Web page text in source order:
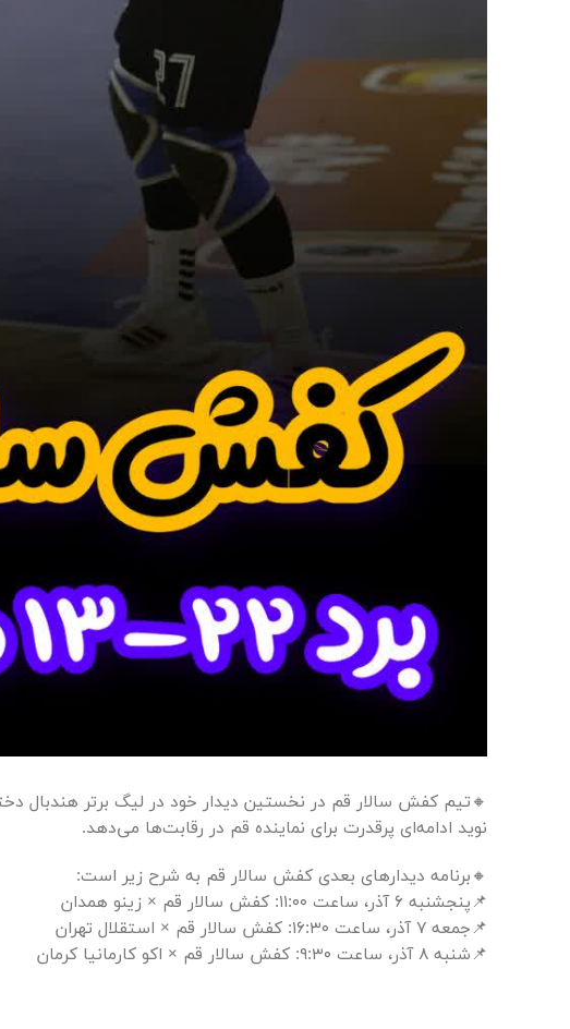
نوید ادامه‌ای پرقدرت برای نماینده قم در رقابت‌ها می‌دهد.
🔸برنامه دیدارهای بعدی کفش سالار قم به شرح زیر است:
📌پنجشنبه ۶ آذر، ساعت ۱۱:۰۰: کفش سالار قم × زینو همدان
📌جمعه ۷ آذر، ساعت ۱۶:۳۰: کفش سالار قم × استقلال تهران
📌شنبه ۸ آذر، ساعت ۹:۳۰: کفش سالار قم × اکو کارمانیا کرمان